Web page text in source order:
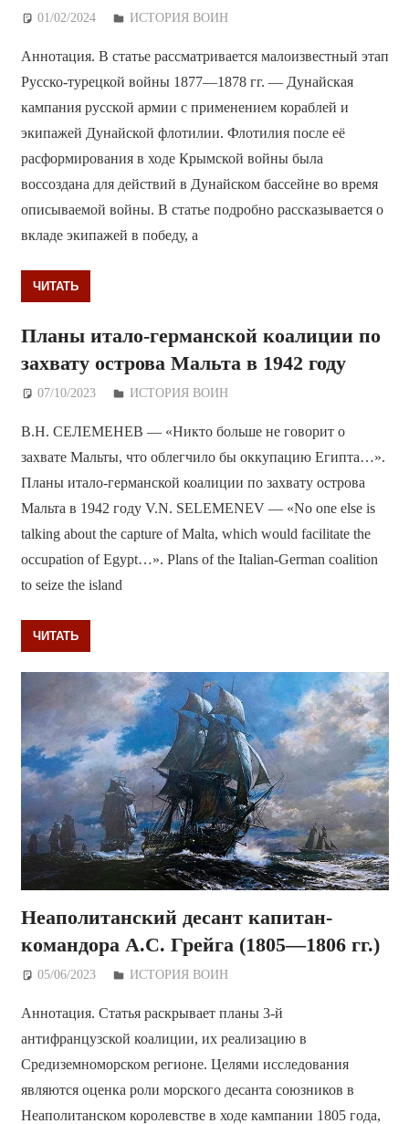
01/02/2024 Дежурный по Редакции
ИСТОРИЯ ВОИН
Аннотация. В статье рассматривается малоизвестный этап
Русско-турецкой войны 1877—1878 гг. — Дунайская
кампания русской армии с применением кораблей и
экипажей Дунайской флотилии. Флотилия после её
расформирования в ходе Крымской войны была
воссоздана для действий в Дунайском бассейне во время
описываемой войны. В статье подробно рассказывается о
вкладе экипажей в победу, а
ЧИТАТЬ
Планы итало-германской коалиции по
захвату острова Мальта в 1942 году
07/10/2023 Дежурный по Редакции
ИСТОРИЯ ВОИН
В.Н. СЕЛЕМЕНЕВ — «Никто больше не говорит о
захвате Мальты, что облегчило бы оккупацию Египта…».
Планы итало-германской коалиции по захвату острова
Мальта в 1942 году V.N. SELEMENEV — «No one else is
talking about the capture of Malta, which would facilitate the
occupation of Egypt…». Plans of the Italian-German coalition
to seize the island
ЧИТАТЬ
Неаполитанский десант капитан-
командора А.С. Грейга (1805—1806 гг.)
05/06/2023 Дежурный по Редакции
ИСТОРИЯ ВОИН
Аннотация. Статья раскрывает планы 3-й
антифранцузской коалиции, их реализацию в
Средиземноморском регионе. Целями исследования
являются оценка роли морского десанта союзников в
Неаполитанском королевстве в ходе кампании 1805 года,